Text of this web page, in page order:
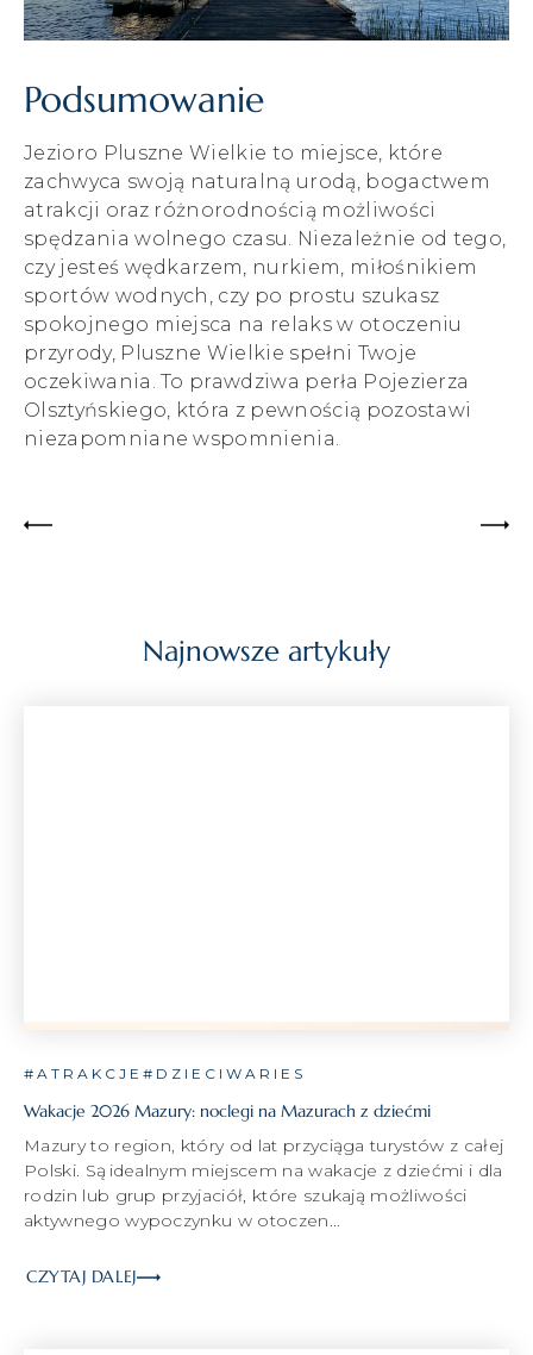
Podsumowanie
Jezioro Pluszne Wielkie to miejsce, które
zachwyca swoją naturalną urodą, bogactwem
atrakcji oraz różnorodnością możliwości
spędzania wolnego czasu. Niezależnie od tego,
czy jesteś wędkarzem, nurkiem, miłośnikiem
sportów wodnych, czy po prostu szukasz
spokojnego miejsca na relaks w otoczeniu
przyrody, Pluszne Wielkie spełni Twoje
oczekiwania. To prawdziwa perła Pojezierza
Olsztyńskiego, która z pewnością pozostawi
niezapomniane wspomnienia.
Najnowsze artykuły
#ATRAKCJE #DZIECIWARIES
Wakacje 2026 Mazury: noclegi na Mazurach z dziećmi
Mazury to region, który od lat przyciąga turystów z całej
Polski. Są idealnym miejscem na wakacje z dziećmi i dla
rodzin lub grup przyjaciół, które szukają możliwości
aktywnego wypoczynku w otoczen...
CZYTAJ DALEJ